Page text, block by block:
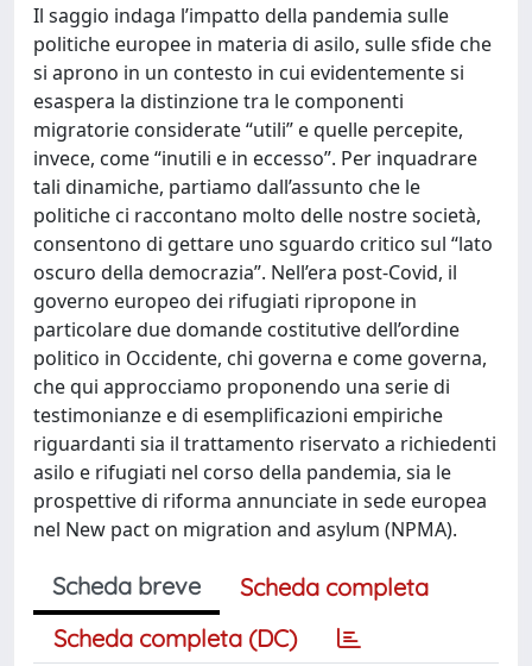
Il saggio indaga l’impatto della pandemia sulle
politiche europee in materia di asilo, sulle sfide che
si aprono in un contesto in cui evidentemente si
esaspera la distinzione tra le componenti
migratorie considerate “utili” e quelle percepite,
invece, come “inutili e in eccesso”. Per inquadrare
tali dinamiche, partiamo dall’assunto che le
politiche ci raccontano molto delle nostre società,
consentono di gettare uno sguardo critico sul “lato
oscuro della democrazia”. Nell’era post-Covid, il
governo europeo dei rifugiati ripropone in
particolare due domande costitutive dell’ordine
politico in Occidente, chi governa e come governa,
che qui approcciamo proponendo una serie di
testimonianze e di esemplificazioni empiriche
riguardanti sia il trattamento riservato a richiedenti
asilo e rifugiati nel corso della pandemia, sia le
prospettive di riforma annunciate in sede europea
nel New pact on migration and asylum (NPMA).
Scheda breve
Scheda completa
Scheda completa (DC)